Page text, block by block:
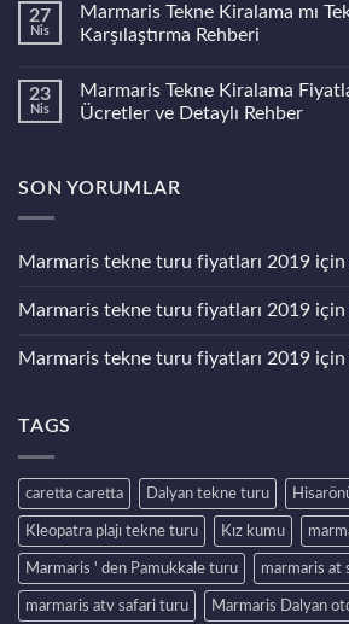
Bir
Gün
Nasıl
Rehberi)
Marmaris
Tekne
Turu
–
Güncel
Liste
27
Nis
Marmaris Tekne Kiralama mı
Karşılaştırma Rehberi
Marmaris
Tekne
Kiralama
mu?
23
Nis
Marmaris Tekne Kiralama
Ücretler ve Detaylı Rehber
Tekne
Güncel
Detaylı
SON YORUMLAR
Marmaris tekne turu fiyatları 2019 için
Marmaris tekne turu fiyatları 2019 için
Marmaris tekne turu fiyatları 2019 için
TAGS
caretta caretta Dalyan tekne turu
Kleopatra plajı tekne turu Kız kumu
Marmaris ' den Pamukkale turu marmaris at
marmaris atv safari turu Marmaris Dalyan